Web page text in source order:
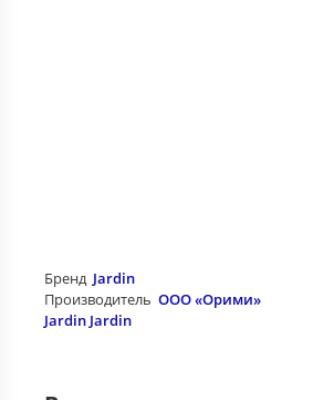
Бренд Jardin
Производитель ООО «Орими»
Jardin Jardin